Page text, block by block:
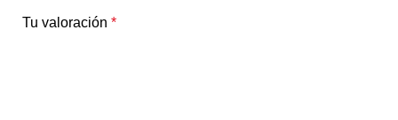
Tu valoración *